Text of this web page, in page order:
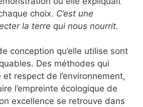
choix. C’est une
la terre qui nous nourrit.
conception qu’elle utilise sont
Des méthodes qui
respect de l’environnement,
l’empreinte écologique de
excellence se retrouve dans